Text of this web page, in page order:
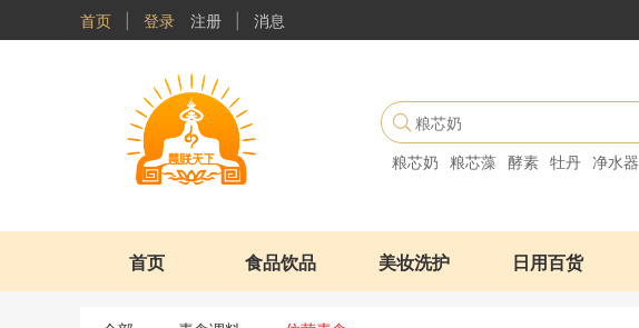
首页 登录 注册 消息
粮芯奶 粮芯藻 酵素 牡丹 净水器
首页 食品饮品 美妆洗护 日用百货